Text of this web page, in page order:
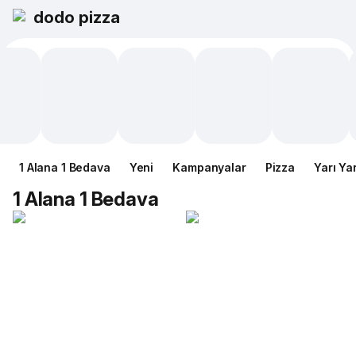
dodo pizza
1 Alana 1 Bedava Yeni Kampanyalar Pizza Yarı
1 Alana 1 Bedava